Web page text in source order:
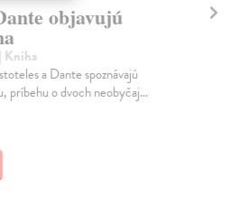
objavujú
| Kniha
a Dante spoznávajú
príbehu o dvoch neobyčaj...